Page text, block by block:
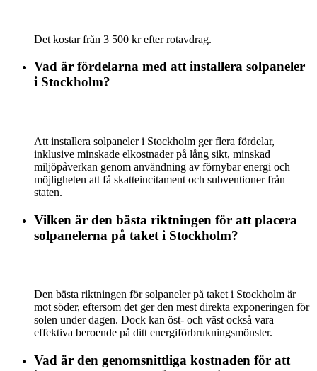
Det kostar från 3 500 kr efter rotavdrag.
Vad är fördelarna med att installera solpaneler
i Stockholm?
Att installera solpaneler i Stockholm ger flera fördelar,
inklusive minskade elkostnader på lång sikt, minskad
miljöpåverkan genom användning av förnybar energi och
möjligheten att få skatteincitament och subventioner från
staten.
Vilken är den bästa riktningen för att placera
solpanelerna på taket i Stockholm?
Den bästa riktningen för solpaneler på taket i Stockholm är
mot söder, eftersom det ger den mest direkta exponeringen för
solen under dagen. Dock kan öst- och väst också vara
effektiva beroende på ditt energiförbrukningsmönster.
Vad är den genomsnittliga kostnaden för att